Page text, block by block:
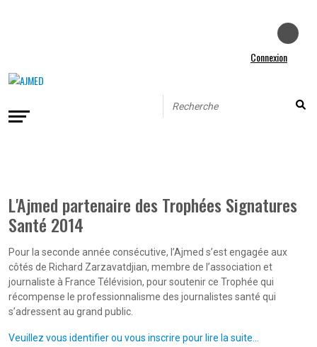
Connexion
L'Ajmed partenaire des Trophées Signatures
Santé 2014
Pour la seconde année consécutive, l’Ajmed s’est engagée aux
côtés de Richard Zarzavatdjian, membre de l’association et
journaliste à France Télévision, pour soutenir ce Trophée qui
récompense le professionnalisme des journalistes santé qui
s’adressent au grand public.
Veuillez vous identifier ou vous inscrire pour lire la suite...